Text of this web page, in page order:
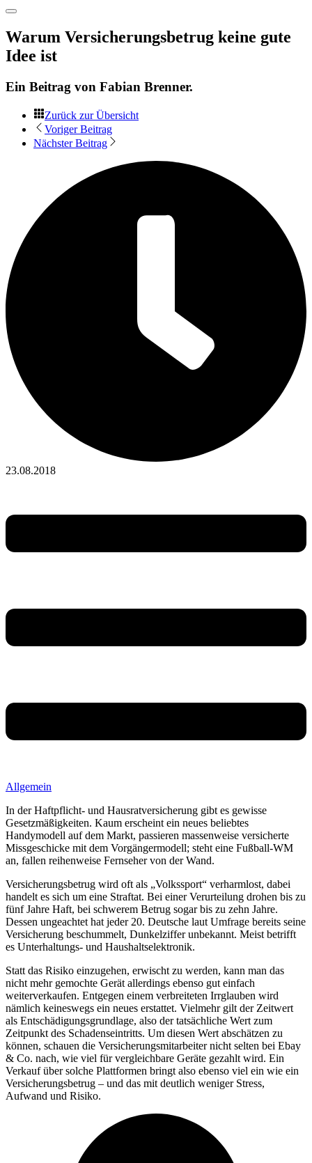
Warum Versicherungsbetrug keine gute
Idee ist
Ein Beitrag von Fabian Brenner.
Zurück zur Übersicht
Voriger Beitrag
Nächster Beitrag
23.08.2018
Allgemein
In der Haftpflicht- und Hausratversicherung gibt es gewisse
Gesetzmäßigkeiten. Kaum erscheint ein neues beliebtes
Handymodell auf dem Markt, passieren massenweise versicherte
Missgeschicke mit dem Vorgängermodell; steht eine Fußball-WM
an, fallen reihenweise Fernseher von der Wand.
Versicherungsbetrug wird oft als „Volkssport“ verharmlost, dabei
handelt es sich um eine Straftat. Bei einer Verurteilung drohen bis zu
fünf Jahre Haft, bei schwerem Betrug sogar bis zu zehn Jahre.
Dessen ungeachtet hat jeder 20. Deutsche laut Umfrage bereits seine
Versicherung beschummelt, Dunkelziffer unbekannt. Meist betrifft
es Unterhaltungs- und Haushaltselektronik.
Statt das Risiko einzugehen, erwischt zu werden, kann man das
nicht mehr gemochte Gerät allerdings ebenso gut einfach
weiterverkaufen. Entgegen einem verbreiteten Irrglauben wird
nämlich keineswegs ein neues erstattet. Vielmehr gilt der Zeitwert
als Entschädigungsgrundlage, also der tatsächliche Wert zum
Zeitpunkt des Schadenseintritts. Um diesen Wert abschätzen zu
können, schauen die Versicherungsmitarbeiter nicht selten bei Ebay
& Co. nach, wie viel für vergleichbare Geräte gezahlt wird. Ein
Verkauf über solche Plattformen bringt also ebenso viel ein wie ein
Versicherungsbetrug – und das mit deutlich weniger Stress,
Aufwand und Risiko.